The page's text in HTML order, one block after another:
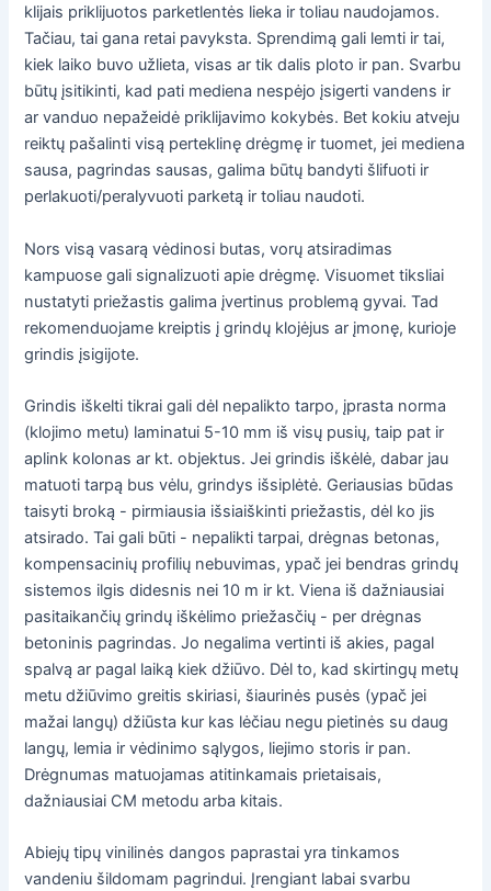
klijais priklijuotos parketlentės lieka ir toliau naudojamos.
Tačiau, tai gana retai pavyksta. Sprendimą gali lemti ir tai,
kiek laiko buvo užlieta, visas ar tik dalis ploto ir pan. Svarbu
būtų įsitikinti, kad pati mediena nespėjo įsigerti vandens ir
ar vanduo nepažeidė priklijavimo kokybės. Bet kokiu atveju
reiktų pašalinti visą perteklinę drėgmę ir tuomet, jei mediena
sausa, pagrindas sausas, galima būtų bandyti šlifuoti ir
perlakuoti/peralyvuoti parketą ir toliau naudoti.
Nors visą vasarą vėdinosi butas, vorų atsiradimas
kampuose gali signalizuoti apie drėgmę. Visuomet tiksliai
nustatyti priežastis galima įvertinus problemą gyvai. Tad
rekomenduojame kreiptis į grindų klojėjus ar įmonę, kurioje
grindis įsigijote.
Grindis iškelti tikrai gali dėl nepalikto tarpo, įprasta norma
(klojimo metu) laminatui 5-10 mm iš visų pusių, taip pat ir
aplink kolonas ar kt. objektus. Jei grindis iškėlė, dabar jau
matuoti tarpą bus vėlu, grindys išsiplėtė. Geriausias būdas
taisyti broką - pirmiausia išsiaiškinti priežastis, dėl ko jis
atsirado. Tai gali būti - nepalikti tarpai, drėgnas betonas,
kompensacinių profilių nebuvimas, ypač jei bendras grindų
sistemos ilgis didesnis nei 10 m ir kt. Viena iš dažniausiai
pasitaikančių grindų iškėlimo priežasčių - per drėgnas
betoninis pagrindas. Jo negalima vertinti iš akies, pagal
spalvą ar pagal laiką kiek džiūvo. Dėl to, kad skirtingų metų
metu džiūvimo greitis skiriasi, šiaurinės pusės (ypač jei
mažai langų) džiūsta kur kas lėčiau negu pietinės su daug
langų, lemia ir vėdinimo sąlygos, liejimo storis ir pan.
Drėgnumas matuojamas atitinkamais prietaisais,
dažniausiai CM metodu arba kitais.
Abiejų tipų vinilinės dangos paprastai yra tinkamos
vandeniu šildomam pagrindui. Įrengiant labai svarbu